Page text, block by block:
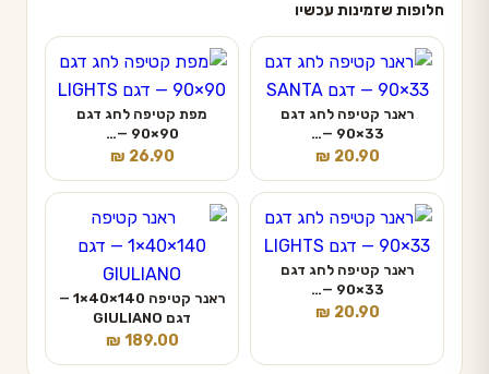
חלופות שזמינות עכשיו
ראנר קטיפה לחג דגם
33×90 —…
₪ 20.90
מפת קטיפה לחג דגם
90×90 —…
₪ 26.90
ראנר קטיפה לחג דגם
33×90 —…
₪ 20.90
ראנר קטיפה 140×40×1 —
דגם GIULIANO
₪ 189.00